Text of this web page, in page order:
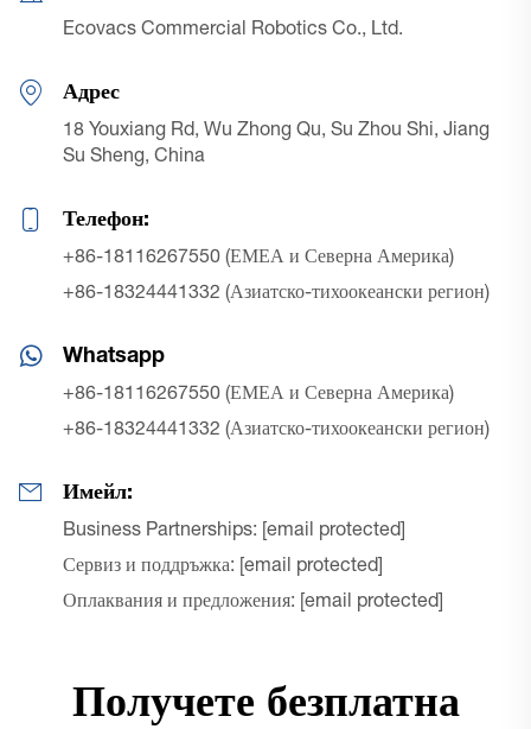
Ecovacs Commercial Robotics Co., Ltd.
Адрес
18 Youxiang Rd, Wu Zhong Qu, Su Zhou Shi, Jiang
Su Sheng, China
Телефон:
+86-18116267550 (ЕМЕА и Северна Америка)
+86-18324441332 (Азиатско-тихоокеански регион)
Whatsapp
+86-18116267550 (ЕМЕА и Северна Америка)
+86-18324441332 (Азиатско-тихоокеански регион)
Имейл:
Business Partnerships: [email protected]
Сервиз и поддръжка: [email protected]
Оплаквания и предложения: [email protected]
Получете безплатна